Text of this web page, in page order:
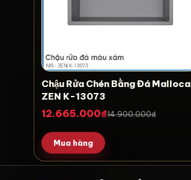
Chậu Rửa Chén Bằng Đá Malloca
ZEN K-13073
12.665.000₫14.900.000₫
Mua hàng